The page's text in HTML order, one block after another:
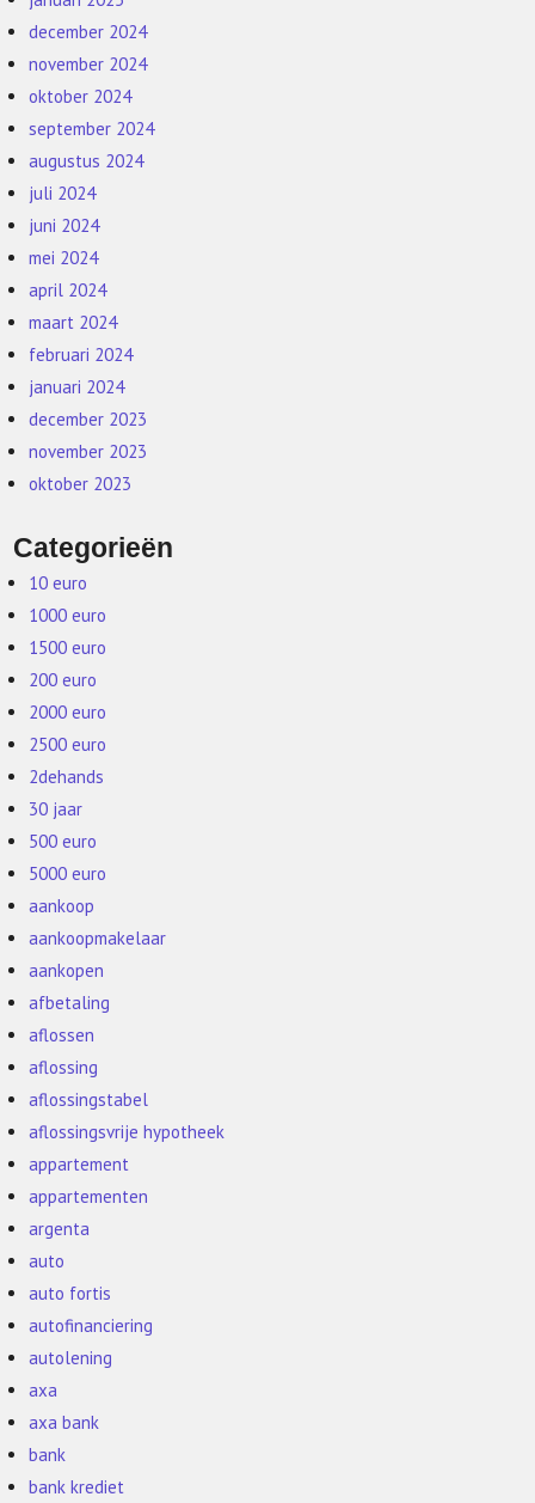
december 2024
november 2024
oktober 2024
september 2024
augustus 2024
juli 2024
juni 2024
mei 2024
april 2024
maart 2024
februari 2024
januari 2024
december 2023
november 2023
oktober 2023
Categorieën
10 euro
1000 euro
1500 euro
200 euro
2000 euro
2500 euro
2dehands
30 jaar
500 euro
5000 euro
aankoop
aankoopmakelaar
aankopen
afbetaling
aflossen
aflossing
aflossingstabel
aflossingsvrije hypotheek
appartement
appartementen
argenta
auto
auto fortis
autofinanciering
autolening
axa
axa bank
bank
bank krediet